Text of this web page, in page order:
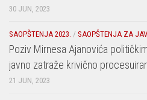
30 JUN, 2023
SAOPŠTENJA 2023. / SAOPŠTENJA ZA
Poziv Mirnesa Ajanovića
javno zatraže krivično
21 JUN, 2023